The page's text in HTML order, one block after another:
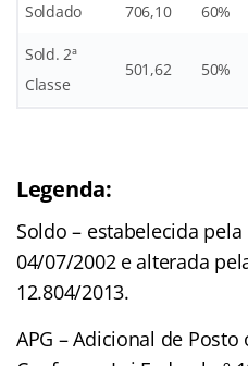
Soldado 706,10 60%
Sold. 2ª
Classe
501,62 50%
Legenda:
Soldo – estabelecida pela
04/07/2002 e alterada
12.804/2013.
APG – Adicional de Posto